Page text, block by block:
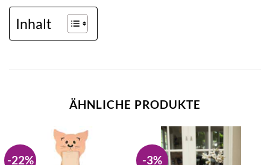
Inhalt
ÄHNLICHE PRODUKTE
-22% -3%